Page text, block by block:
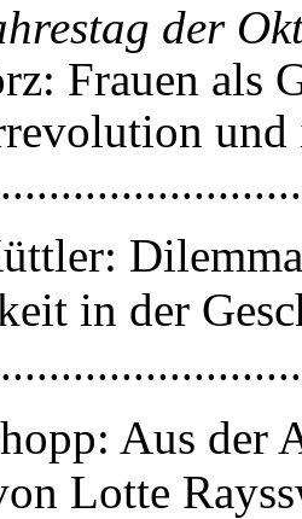
der
Frauen als
und
in der
Aus der
Lotte